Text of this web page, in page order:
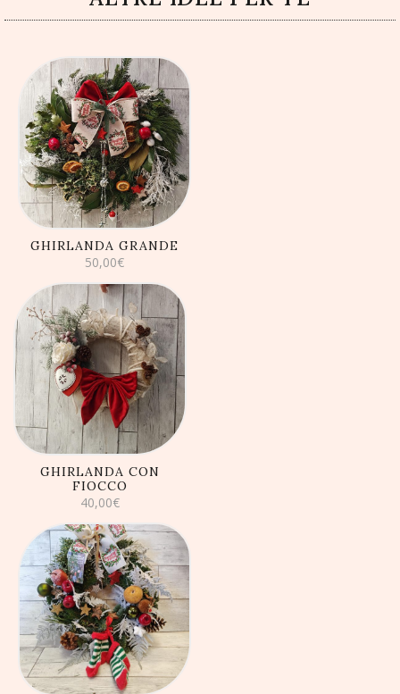
AGGIUNGI AL
CARRELLO
GHIRLANDA GRANDE
50,00€
AGGIUNGI AL
CARRELLO
GHIRLANDA CON
FIOCCO
40,00€
AGGIUNGI AL
CARRELLO